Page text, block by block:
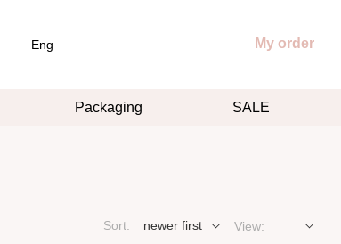
Eng My order
Packaging SALE
Sort: newer first View: